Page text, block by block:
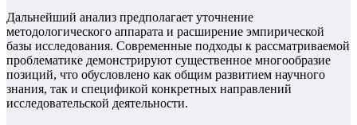
Дальнейший анализ предполагает уточнение
методологического аппарата и расширение эмпирической
базы исследования. Современные подходы к рассматриваемой
проблематике демонстрируют существенное многообразие
позиций, что обусловлено как общим развитием научного
знания, так и спецификой конкретных направлений
исследовательской деятельности.